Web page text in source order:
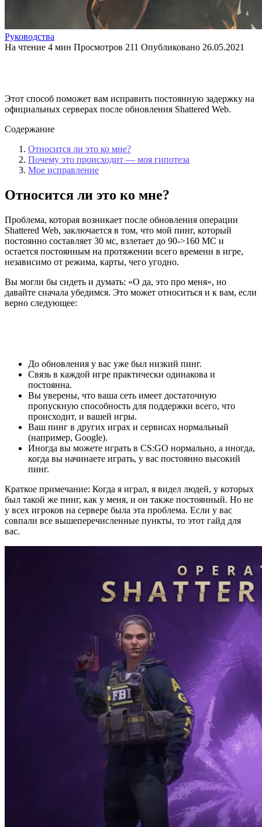
Руководства
На чтение 4 мин Просмотров 211 Опубликовано 26.05.2021
Этот способ поможет вам исправить постоянную задержку на
официальных серверах после обновления Shattered Web.
Содержание
Относится ли это ко мне?
Почему это происходит — моя гипотеза
Мое исправление
Относится ли это ко мне?
Проблема, которая возникает после обновления операции
Shattered Web, заключается в том, что мой пинг, который
постоянно составляет 30 мс, взлетает до 90->160 МС и
остается постоянным на протяжении всего времени в игре,
независимо от режима, карты, чего угодно.
Вы могли бы сидеть и думать: «О да, это про меня», но
давайте сначала убедимся. Это может относиться и к вам, если
верно следующее:
До обновления у вас уже был низкий пинг.
Связь в каждой игре практически одинакова и
постоянна.
Вы уверены, что ваша сеть имеет достаточную
пропускную способность для поддержки всего, что
происходит, и вашей игры.
Ваш пинг в других играх и сервисах нормальный
(например, Google).
Иногда вы можете играть в CS:GO нормально, а иногда,
когда вы начинаете играть, у вас постоянно высокий
пинг.
Краткое примечание: Когда я играл, я видел людей, у которых
был такой же пинг, как у меня, и он также постоянный. Но не
у всех игроков на сервере была эта проблема. Если у вас
совпали все вышеперечисленные пункты, то этот гайд для
вас.